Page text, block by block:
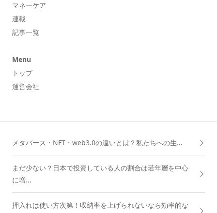
マネーケア
連載
記事一覧
Menu
トップ
運営会社
メタバース・NFT・web3.0の違いとは？私たちへの生...
まだ少ない？日本で投資している人の割合は若年層を中心
に増...
押入れは使い方次第！収納率を上げられないなら効率的な